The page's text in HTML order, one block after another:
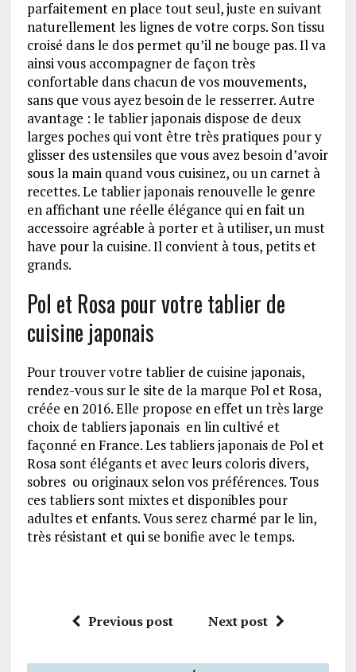
parfaitement en place tout seul, juste en suivant
naturellement les lignes de votre corps. Son tissu
croisé dans le dos permet qu’il ne bouge pas. Il va
ainsi vous accompagner de façon très
confortable dans chacun de vos mouvements,
sans que vous ayez besoin de le resserrer. Autre
avantage : le tablier japonais dispose de deux
larges poches qui vont être très pratiques pour y
glisser des ustensiles que vous avez besoin d’avoir
sous la main quand vous cuisinez, ou un carnet à
recettes. Le tablier japonais renouvelle le genre
en affichant une réelle élégance qui en fait un
accessoire agréable à porter et à utiliser, un must
have pour la cuisine. Il convient à tous, petits et
grands.
Pol et Rosa pour votre tablier de
cuisine japonais
Pour trouver votre tablier de cuisine japonais,
rendez-vous sur le site de la marque Pol et Rosa,
créée en 2016. Elle propose en effet un très large
choix de tabliers japonais en lin cultivé et
façonné en France. Les tabliers japonais de Pol et
Rosa sont élégants et avec leurs coloris divers,
sobres ou originaux selon vos préférences. Tous
ces tabliers sont mixtes et disponibles pour
adultes et enfants. Vous serez charmé par le lin,
très résistant et qui se bonifie avec le temps.
Previous post Next post